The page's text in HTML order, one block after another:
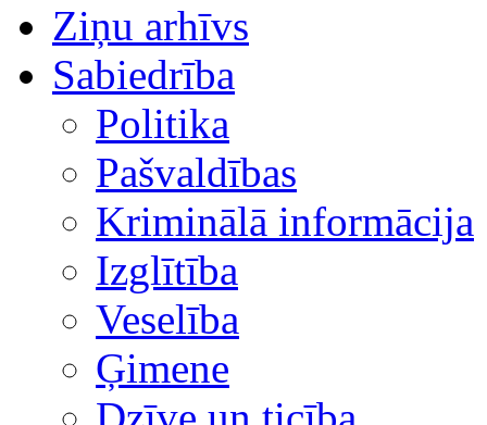
Ziņu arhīvs
Sabiedrība
Politika
Pašvaldības
Kriminālā informācija
Izglītība
Veselība
Ģimene